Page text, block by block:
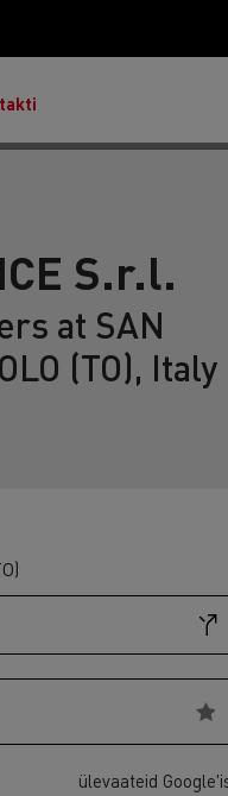
Master &
S.r.l.
at SAN
(TO), Italy
ülevaateid